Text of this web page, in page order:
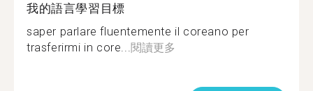
我的語言學習目標
saper parlare fluentemente il coreano per
trasferirmi in core...閱讀更多